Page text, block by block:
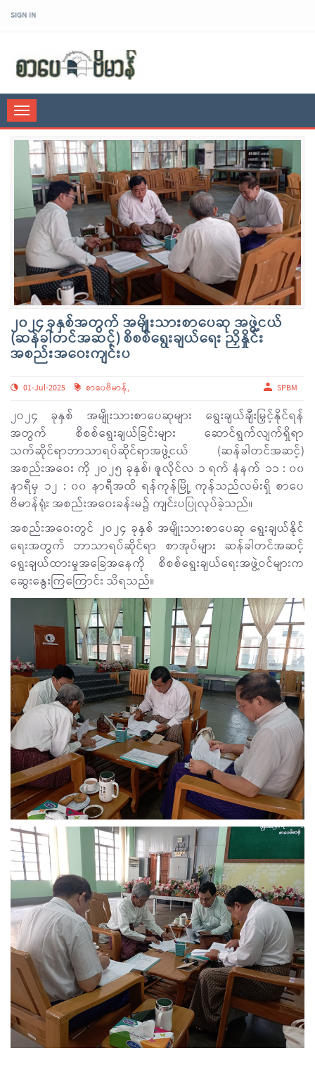
SIGN IN
Toggle
navigation
၂၀၂၄ ခုနှစ်အတွက် အမျိုးသားစာပေဆု အဖွဲ့ငယ်
(ဆန်ခါတင်အဆင့်) စိစစ်ရွေးချယ်ရေး ညှိနှိုင်း
အစည်းအဝေးကျင်းပ
01-Jul-2025 စာပေဗိမာန်, SPBM
၂ဝ၂၄ ခုနှစ် အမျိုးသားစာပေဆုများ ရွေးချယ်ချီးမြှင့်နိုင်ရန်
အတွက် စိစစ်ရွေးချယ်ခြင်းများ ဆောင်ရွက်လျက်ရှိရာ
သက်ဆိုင်ရာဘာသာရပ်ဆိုင်ရာအဖွဲ့ငယ် (ဆန်ခါတင်အဆင့်)
အစည်းအဝေး ကို ၂ဝ၂၅ ခုနှစ်၊ ဇူလိုင်လ ၁ ရက် နံနက် ၁၁ : ၀၀
နာရီမှ ၁၂ : ၀၀ နာရီအထိ ရန်ကုန်မြို့ ကုန်သည်လမ်းရှိ စာပေ
ဗိမာန်ရုံး အစည်းအဝေးခန်းမ၌ ကျင်းပပြုလုပ်ခဲ့သည်။
အစည်းအဝေးတွင် ၂ဝ၂၄ ခုနှစ် အမျိုးသားစာပေဆု ရွေးချယ်နိုင်
ရေးအတွက် ဘာသာရပ်ဆိုင်ရာ စာအုပ်များ ဆန်ခါတင်အဆင့်
ရွေးချယ်ထားမှုအခြေအနေကို စိစစ်ရွေးချယ်ရေးအဖွဲ့ဝင်များက
ဆွေးနွေးကြကြောင်း သိရသည်။